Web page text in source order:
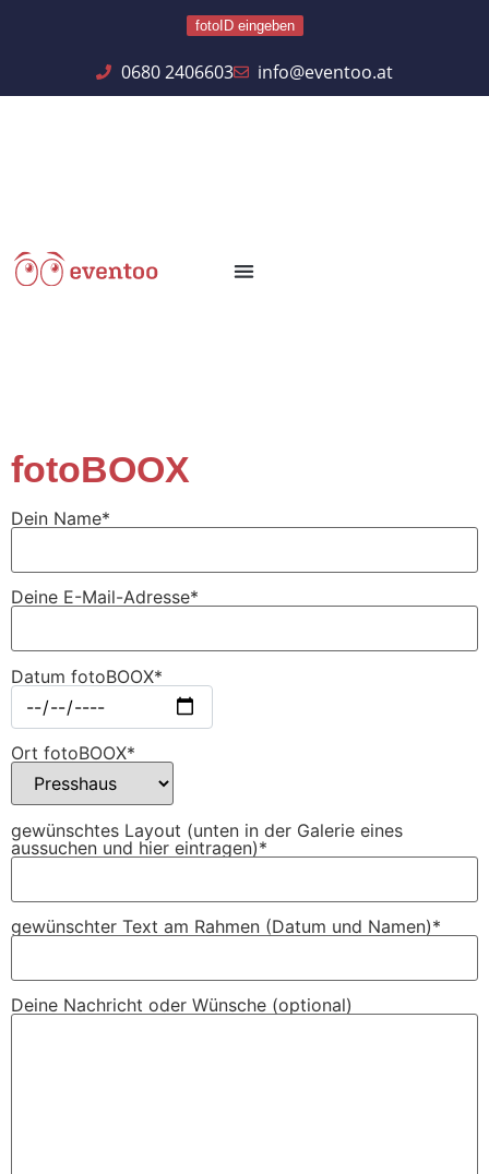
fotoID eingeben
0680 2406603 info@eventoo.at
fotoBOOX
Dein Name*
Deine E-Mail-Adresse*
Datum fotoBOOX*
Ort fotoBOOX*
gewünschtes Layout (unten in der Galerie eines
aussuchen und hier eintragen)*
gewünschter Text am Rahmen (Datum und Namen)*
Deine Nachricht oder Wünsche (optional)